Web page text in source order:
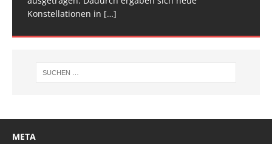
Konstellationen in […]
Deutschen[…]
META